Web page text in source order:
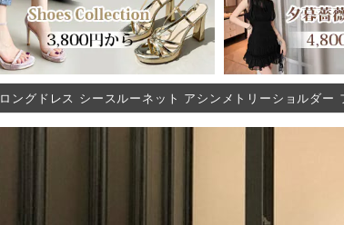
ロングドレス シースルーネット アシンメトリーショルダー